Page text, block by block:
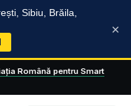
Sibiu, Brăila,
×
Română pentru Smart